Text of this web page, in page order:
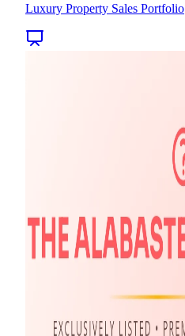
Luxury Property Sales Portfolio